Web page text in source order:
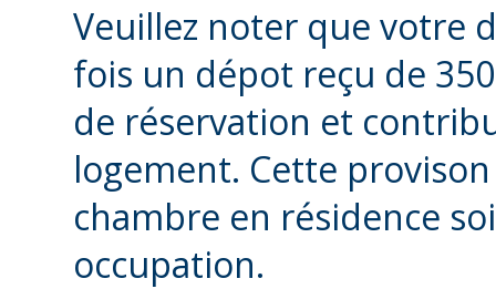
Veuillez noter que votre
fois un dépot reçu de
de réservation et
logement. Cette
chambre en résidence
occupation.